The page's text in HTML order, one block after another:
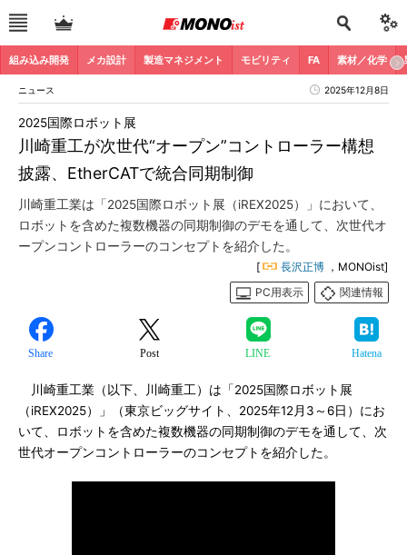
組み込み開発 メカ設計 製造マネジメント モビリティ FA 素材／化学
ニュース 2025年12月8日
川崎重工が次世代“オープン”コントローラー構想
披露、EtherCATで統合同期制御
2025国際ロボット展
川崎重工業は「2025国際ロボット展（iREX2025）」において、
ロボットを含めた複数機器の同期制御のデモを通して、次世代オ
ープンコントローラーのコンセプトを紹介した。
[ 長沢正博 ，MONOist]
PC用表示
関連情報
Share Post LINE Hatena
川崎重工業（以下、川崎重工）は「2025国際ロボット展
（iREX2025）」（東京ビッグサイト、2025年12月3～6日）にお
いて、ロボットを含めた複数機器の同期制御のデモを通して、次
世代オープンコントローラーのコンセプトを紹介した。